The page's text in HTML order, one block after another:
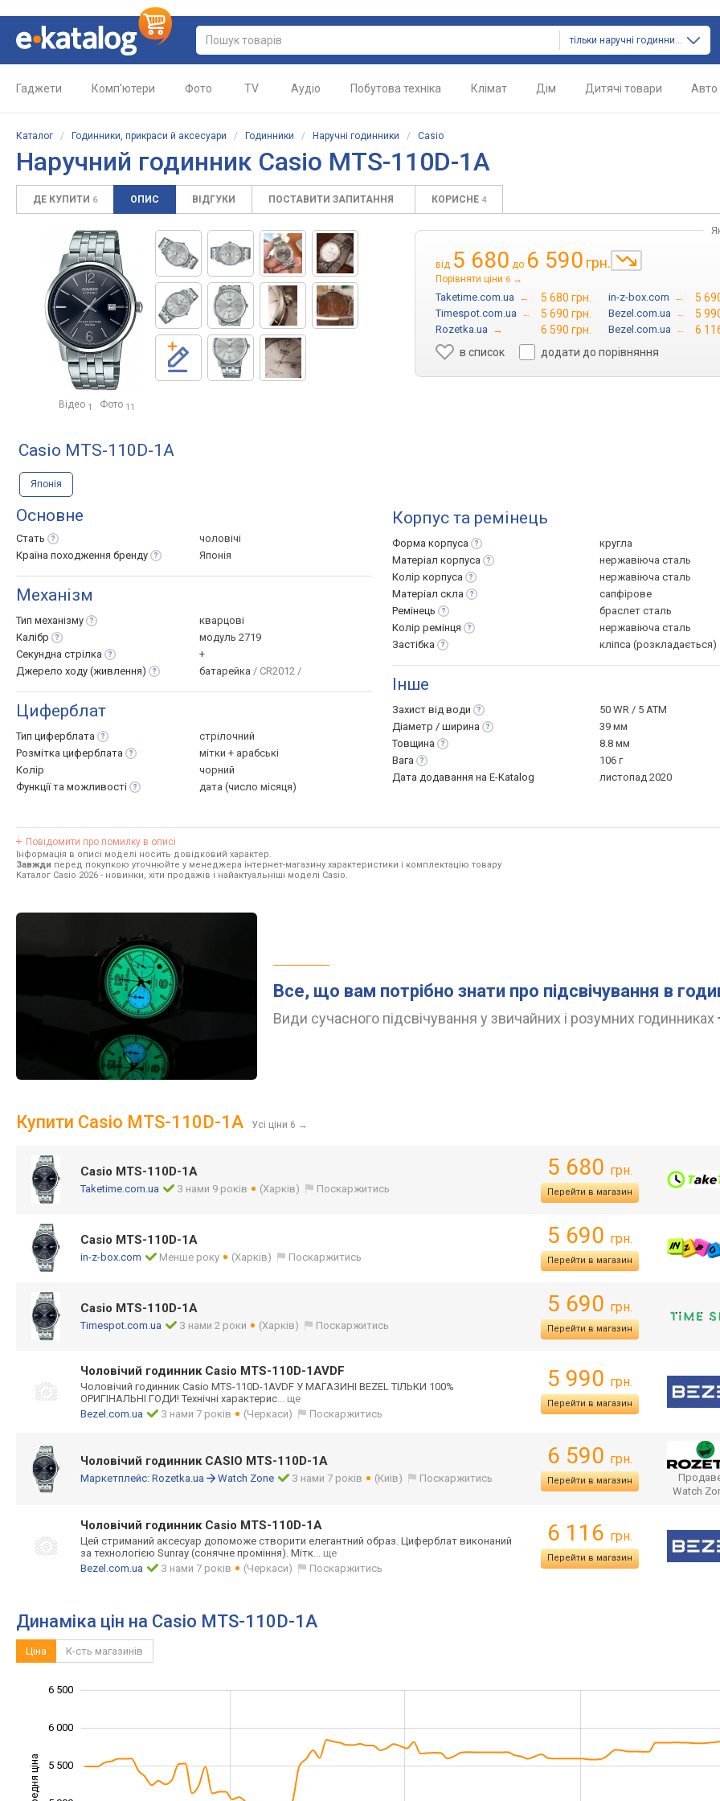
тільки наручні годинники
Гаджети Комп'ютери Фото TV Аудіо Побутова техніка Клімат Дім Дитячі товари Авто
Каталог / Годинники, прикраси й аксесуари / Годинники / Наручні годинники / Casio
Наручний годинник Casio MTS-110D-1A
ДЕ КУПИТИ 6 ОПИС ВІДГУКИ ПОСТАВИТИ ЗАПИТАННЯ КОРИСНЕ 4
Відео 1 Фото 11
від 5 680 до 6 590 грн.
Порівняти ціни 6 →
Taketime.com.ua → 5 680 грн. in-z-box.com → 5
Timespot.com.ua → 5 690 грн. Bezel.com.ua → 5
Rozetka.ua → 6 590 грн. Bezel.com.ua →
6
в список
додати до порівняння
Casio MTS-110D-1A
Японія
Основне
Стать
чоловічі
Країна походження бренду Японія
Механізм
Тип механізму
кварцові
Калібр
модуль 2719
Секундна стрілка
+
Джерело ходу (живлення) батарейка / CR2012 /
Циферблат
Тип циферблата
стрілочний
Розмітка циферблата
мітки + арабські
Колір
чорний
Функції та можливості дата (число місяця)
Корпус та ремінець
Форма корпуса
кругла
Матеріал корпуса
нержавіюча сталь
Колір корпуса
нержавіюча сталь
Матеріал скла
сапфірове
Ремінець
браслет сталь
Колір ремінця
нержавіюча сталь
Застібка
кліпса (розкладається)
Інше
Захист від води
50 WR / 5 ATM
Діаметр / ширина
39 мм
Товщина
8.8 мм
Вага
106 г
Дата додавання на E-Katalog
листопад 2020
Повідомити про помилку в описі
Інформація в описі моделі носить довідковий характер.
Завжди перед покупкою уточнюйте у менеджера інтернет-магазину характеристики і комплектацію товару
Каталог Casio 2026 - новинки, хіти продажів і найактуальніші моделі Casio.
Все, що вам потрібно знати про підсвічування в
Види сучасного підсвічування у звичайних і розумних годинниках
Купити Casio MTS-110D-1A Усі ціни 6 →
Casio MTS-110D-1A
Taketime.com.ua З нами 9 років (Харків) Поскаржитись
5 680 грн.
Перейти в магазин
Casio MTS-110D-1A
in-z-box.com Менше року (Харків) Поскаржитись
5 690 грн.
Перейти в магазин
Casio MTS-110D-1A
Timespot.com.ua З нами 2 роки (Харків) Поскаржитись
5 690 грн.
Перейти в магазин
Чоловічий годинник Casio MTS-110D-1AVDF
Чоловічий годинник Casio MTS-110D-1AVDF У МАГАЗИНІ BEZEL ТІЛЬКИ 100%
ОРИГІНАЛЬНІ ГОДИ! Технічні характерис... ще
Bezel.com.ua
З нами 7 років (Черкаси) Поскаржитись
5 990 грн.
Перейти в магазин
Чоловічий годинник CASIO MTS-110D-1A
Маркетплейс: Rozetka.ua Watch Zone З нами 7 років (Київ) Поскаржитись
6 590 грн.
Перейти в магазин
Watch
Чоловічий годинник Casio MTS-110D-1A
Цей стриманий аксесуар допоможе створити елегантний образ. Циферблат виконаний
за технологією Sunray (сонячне проміння). Мітк... ще
Bezel.com.ua
З нами 7 років (Черкаси) Поскаржитись
6 116 грн.
Перейти в магазин
Динаміка цін на Casio MTS-110D-1A
Ціна К-сть магазинів
Середня ціна 5 500
6 000
6 500